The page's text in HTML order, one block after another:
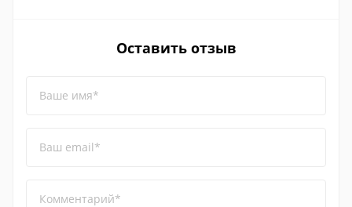
Оставить отзыв
Ваше имя*
Ваш email*
Комментарий*